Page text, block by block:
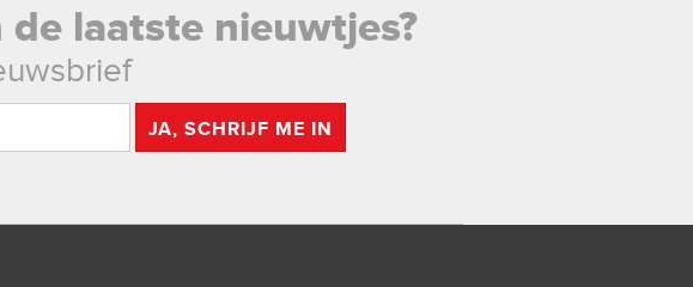
laatste nieuwtjes?
JA, SCHRIJF ME IN